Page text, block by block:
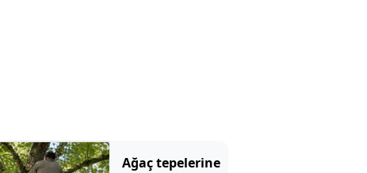
Ağaç tepelerine